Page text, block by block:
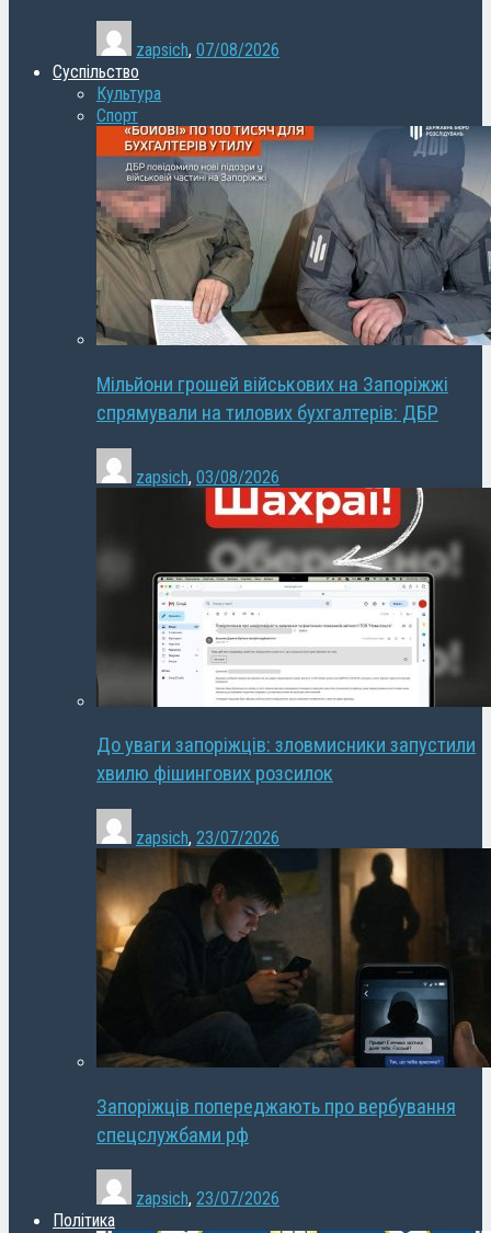
zapsich, 07/08/2026
Суспільство
Культура
Спорт
Мільйони грошей військових на Запоріжжі
спрямували на тилових бухгалтерів: ДБР
zapsich, 03/08/2026
До уваги запоріжців: зловмисники запустили
хвилю фішингових розсилок
zapsich, 23/07/2026
Запоріжців попереджають про вербування
спецслужбами рф
zapsich, 23/07/2026
Політика